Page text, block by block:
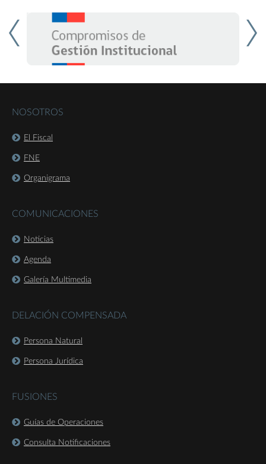
NOSOTROS
El Fiscal
FNE
Organigrama
COMUNICACIONES
Noticias
Agenda
Galería Multimedia
DELACIÓN COMPENSADA
Persona Natural
Persona Jurídica
FUSIONES
Guías de Operaciones
Consulta Notificaciones